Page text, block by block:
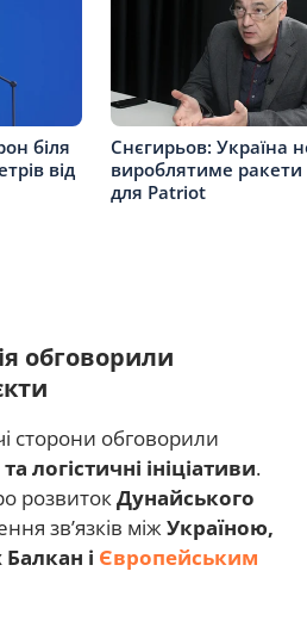
біля
від
Снєгирьов: Україна
вироблятиме ракети
для Patriot
обговорили
сторони обговорили
логістичні ініціативи.
розвитокДунайського
зв’язків між Україною,
і Європейським